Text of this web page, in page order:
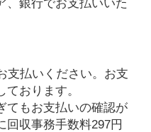
、銀行でお支払いいた
支払いください。お支
おります。
てもお支払いの確認が
回収事務手数料297円